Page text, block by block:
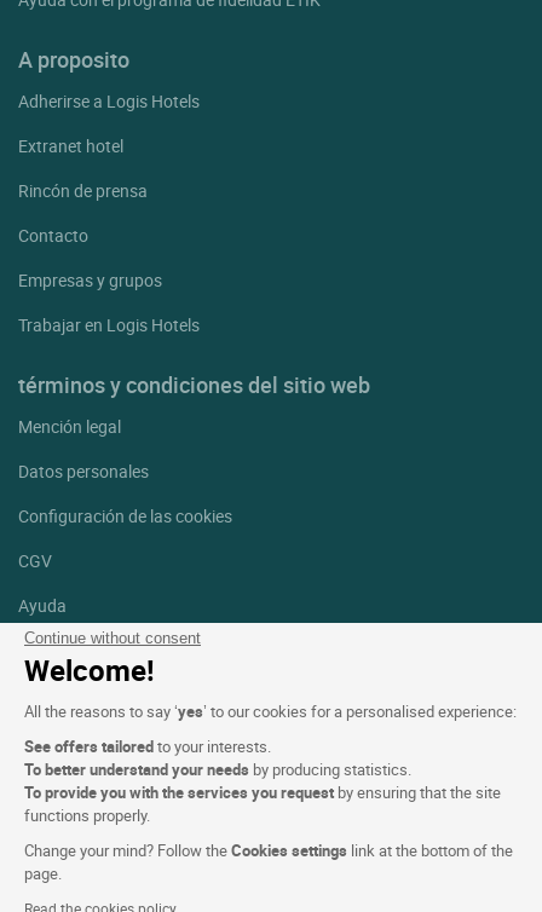
Continue without consent
Welcome!
All the reasons to say ‘yes’ to our cookies for a personalised experience:
See offers tailoredto your interests.
To better understand your needs by producing statistics.
To provide you with the services you request by ensuring that the site
functions properly.
Change your mind? Follow theCookies settings link at the bottom of the
page.
A proposito
Adherirse a Logis Hotels
Extranet hotel
Rincón de prensa
Contacto
Empresas y grupos
Trabajar en Logis Hotels
términos y condiciones del sitio web
Mención legal
Datos personales
Configuración de las cookies
CGV
Ayuda
Mapa del sitio
fotografías
Síguenos
Facebook
Instagram
Linkedin